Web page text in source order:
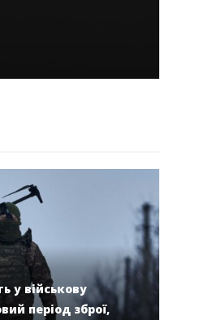
у військову
період зброї,